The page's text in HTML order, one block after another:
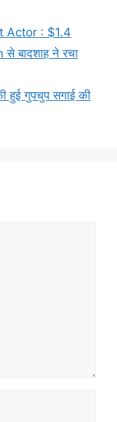
Actor : $1.4
बादशाह ने रचा
हुई गुपचुप सगाई की